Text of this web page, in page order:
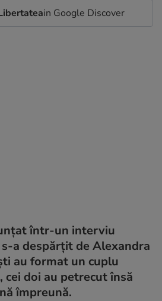
in Google Discover
într-un interviu
s-a despărțit de Alexandra
au format un cuplu
doi au petrecut însă
împreună.